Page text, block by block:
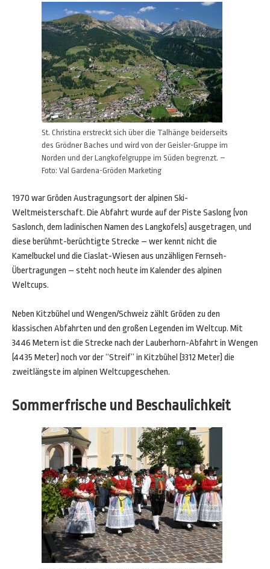
St. Christina erstreckt sich über die Talhänge beiderseits
des Grödner Baches und wird von der Geisler-Gruppe im
Norden und der Langkofelgruppe im Süden begrenzt. –
Foto: Val Gardena-Gröden Marketing
1970 war Gröden Austragungsort der alpinen Ski-
Weltmeisterschaft. Die Abfahrt wurde auf der Piste Saslong (von
Saslonch, dem ladinischen Namen des Langkofels) ausgetragen, und
diese berühmt-berüchtigte Strecke – wer kennt nicht die
Kamelbuckel und die Ciaslat-Wiesen aus unzähligen Fernseh-
Übertragungen – steht noch heute im Kalender des alpinen
Weltcups.
Neben Kitzbühel und Wengen/Schweiz zählt Gröden zu den
klassischen Abfahrten und den großen Legenden im Weltcup. Mit
3446 Metern ist die Strecke nach der Lauberhorn-Abfahrt in Wengen
(4435 Meter) noch vor der “Streif” in Kitzbühel (3312 Meter) die
zweitlängste im alpinen Weltcupgeschehen.
Sommerfrische und Beschaulichkeit